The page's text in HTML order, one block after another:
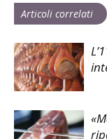
Articoli correlati